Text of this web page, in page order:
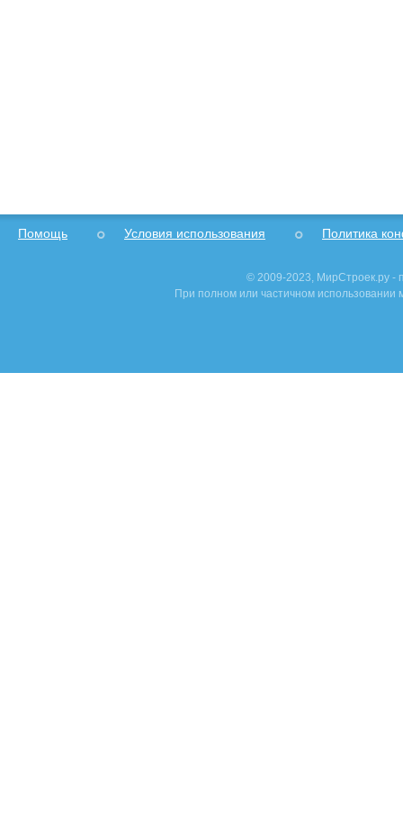
Помощь Условия использования Политика
© 2009-2023, МирСтроек.ру -
При полном или частичном использовании